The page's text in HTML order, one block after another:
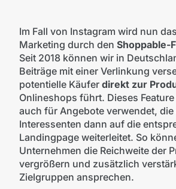
Im Fall von Instagram wird nun
Marketing durch den Shoppable-
Seit 2018 können wir in
Beiträge mit einer Verlinkung
potentielle Käufer direkt zur
Onlineshops führt. Dieses
auch für Angebote verwendet, die
Interessenten dann auf die
Landingpage weiterleitet. So
Unternehmen die Reichweite der
vergrößern und zusätzlich
Zielgruppen ansprechen.